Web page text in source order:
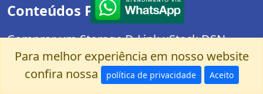
Conteúdos Populares
Comprar um Storage D-Link xStack DSN-
3400-10 é uma boa ideia?
Storage ou NVR: Qual solução de vídeo-
Para melhor experiência em nosso website
confira nossa
política de privacidade Aceito